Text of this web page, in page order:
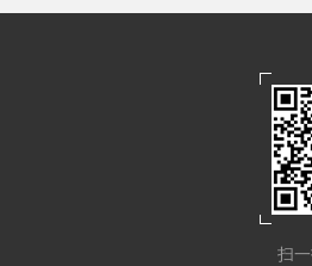
扫